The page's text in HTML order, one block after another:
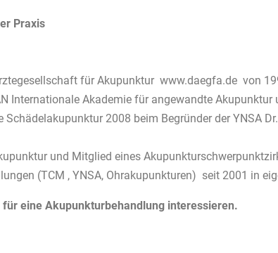
Praxis
für Akupunktur www.daegfa.de von
Internationale Akademie für angewandte
Schädelakupunktur 2008 beim Begründer der YNSA
und Mitglied eines
(TCM , YNSA, Ohrakupunkturen) seit 2001 in
für eine Akupunkturbehandlung interessieren.